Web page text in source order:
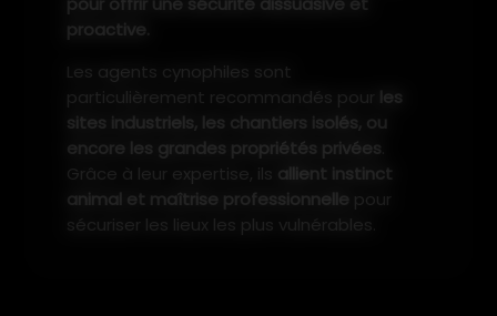
proactive.
Les agents cynophiles sont
particulièrement recommandés pour les
sites industriels, les chantiers isolés, ou
encore les grandes propriétés privées
Grâce à leur expertise, ils
allient instinct
animal et maîtrise professionnelle pour
sécuriser les lieux les plus vulnérables.